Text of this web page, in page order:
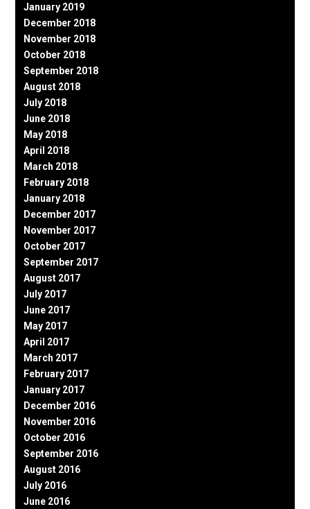
January 2019
December 2018
November 2018
October 2018
September 2018
August 2018
July 2018
June 2018
May 2018
April 2018
March 2018
February 2018
January 2018
December 2017
November 2017
October 2017
September 2017
August 2017
July 2017
June 2017
May 2017
April 2017
March 2017
February 2017
January 2017
December 2016
November 2016
October 2016
September 2016
August 2016
July 2016
June 2016